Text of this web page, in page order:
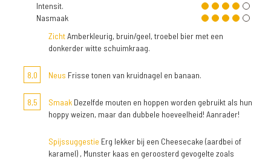
Intensit.
Nasmaak
ZichtAmberkleurig, bruin/geel, troebel bier met een
donkerder witte schuimkraag.
8,0 Neus Frisse tonen van kruidnagel en banaan.
8,5 Smaak Dezelfde mouten en hoppen worden gebruikt als hun
hoppy weizen, maar dan dubbele hoeveelheid! Aanrader!
Spijssuggestie Erg lekker bij een Cheesecake (aardbei of
karamel) , Munster kaas en geroosterd gevogelte zoals